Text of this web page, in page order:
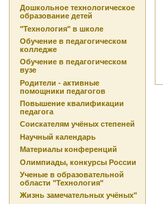
Дошкольное технологическое
образование детей
"Технология" в школе
Обучение в педагогическом
колледже
Обучение в педагогическом
вузе
Родители - активные
помощники педагогов
Повышение квалификации
педагога
Соискателям учёных степеней
Научный календарь
Материалы конференций
Олимпиады, конкурсы России
Ученые в образовательной
области "Технология"
Жизнь замечательных учёных"